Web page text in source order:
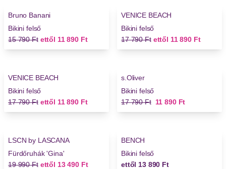
Bruno Banani
Bikini felső
Régi ár
15 790 Ft ettől Új ár
11 890 Ft
VENICE BEACH
Bikini felső
Régi ár
17 790 Ft ettől Új ár
11 890 Ft
VENICE BEACH
Bikini felső
Régi ár
17 790 Ft ettől Új ár
11 890 Ft
s.Oliver
Bikini felső
Régi ár
17 790 Ft Új ár
11 890 Ft
LSCN by LASCANA
Fürdőruhák 'Gina'
Régi ár
19 990 Ft ettől Új ár
13 490 Ft
BENCH
Bikini felső
ettől 13 890 Ft